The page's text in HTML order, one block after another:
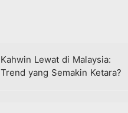
Kahwin Lewat di Malaysia:
Trend yang Semakin Ketara?